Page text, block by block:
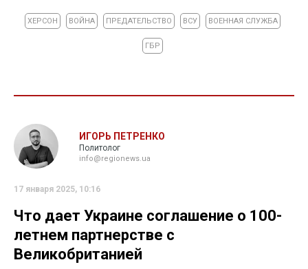
ХЕРСОН ВОЙНА ПРЕДАТЕЛЬСТВО ВСУ ВОЕННАЯ СЛУЖБА
ГБР
ИГОРЬ ПЕТРЕНКО
Политолог
info@regionews.ua
17 января 2025, 10:16
Что дает Украине соглашение о 100-
летнем партнерстве с
Великобританией